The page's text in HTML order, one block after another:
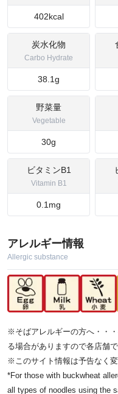
402kcal
炭水化物
Carbo Hydrate
38.1g
野菜量
Vegetable
30g
ビタミンB1
Vitamin B1
0.1mg
アレルギー情報
Allergic substance
※そばアレルギーの方へ・・
る場合がありますので各店舗で
※このサイト情報は予告なく
*For those with buckwheat
all types of noodles using the